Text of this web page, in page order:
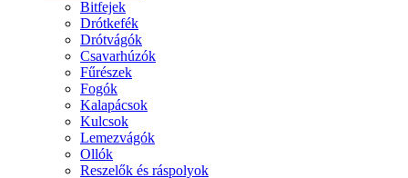
Bitfejek
Drótkefék
Drótvágók
Csavarhúzók
Fűrészek
Fogók
Kalapácsok
Kulcsok
Lemezvágók
Ollók
Reszelők és ráspolyok